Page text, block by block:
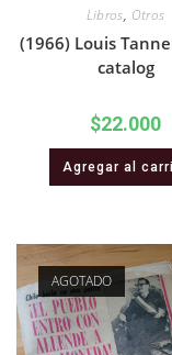
Libros, Otros
(1966) Louis
catalog
$22.000
Agregar al
AGOTADO